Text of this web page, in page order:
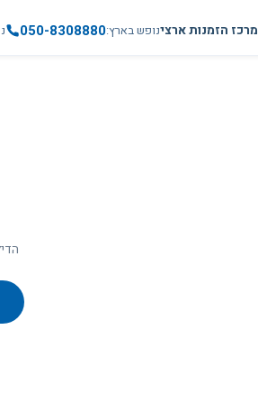
מרכז הזמנות ארצינופש בארץ050-8308880